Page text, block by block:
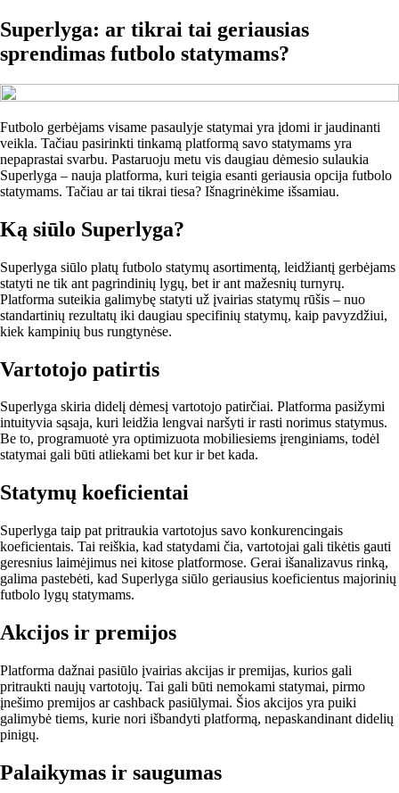
Superlyga: ar tikrai tai geriausias
sprendimas futbolo statymams?
Futbolo gerbėjams visame pasaulyje statymai yra įdomi ir jaudinanti
veikla. Tačiau pasirinkti tinkamą platformą savo statymams yra
nepaprastai svarbu. Pastaruoju metu vis daugiau dėmesio sulaukia
Superlyga – nauja platforma, kuri teigia esanti geriausia opcija futbolo
statymams. Tačiau ar tai tikrai tiesa? Išnagrinėkime išsamiau.
Ką siūlo Superlyga?
Superlyga siūlo platų futbolo statymų asortimentą, leidžiantį gerbėjams
statyti ne tik ant pagrindinių lygų, bet ir ant mažesnių turnyrų.
Platforma suteikia galimybę statyti už įvairias statymų rūšis – nuo
standartinių rezultatų iki daugiau specifinių statymų, kaip pavyzdžiui,
kiek kampinių bus rungtynėse.
Vartotojo patirtis
Superlyga skiria didelį dėmesį vartotojo patirčiai. Platforma pasižymi
intuityvia sąsaja, kuri leidžia lengvai naršyti ir rasti norimus statymus.
Be to, programuotė yra optimizuota mobiliesiems įrenginiams, todėl
statymai gali būti atliekami bet kur ir bet kada.
Statymų koeficientai
Superlyga taip pat pritraukia vartotojus savo konkurencingais
koeficientais. Tai reiškia, kad statydami čia, vartotojai gali tikėtis gauti
geresnius laimėjimus nei kitose platformose. Gerai išanalizavus rinką,
galima pastebėti, kad Superlyga siūlo geriausius koeficientus majorinių
futbolo lygų statymams.
Akcijos ir premijos
Platforma dažnai pasiūlo įvairias akcijas ir premijas, kurios gali
pritraukti naujų vartotojų. Tai gali būti nemokami statymai, pirmo
įnešimo premijos ar cashback pasiūlymai. Šios akcijos yra puiki
galimybė tiems, kurie nori išbandyti platformą, nepaskandinant didelių
pinigų.
Palaikymas ir saugumas